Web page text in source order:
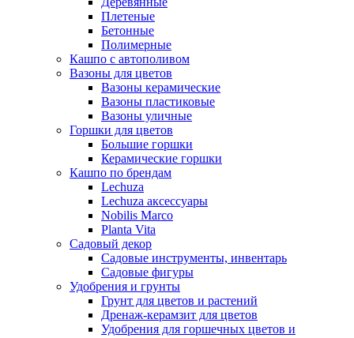
Плетеные
Бетонные
Полимерные
Кашпо с автополивом
Вазоны для цветов
Вазоны керамические
Вазоны пластиковые
Вазоны уличные
Горшки для цветов
Большие горшки
Керамические горшки
Кашпо по брендам
Lechuza
Lechuza аксессуары
Nobilis Marco
Planta Vita
Садовый декор
Садовые инструменты, инвентарь
Садовые фигуры
Удобрения и грунты
Грунт для цветов и растений
Дренаж-керамзит для цветов
Удобрения для горшечных цветов и